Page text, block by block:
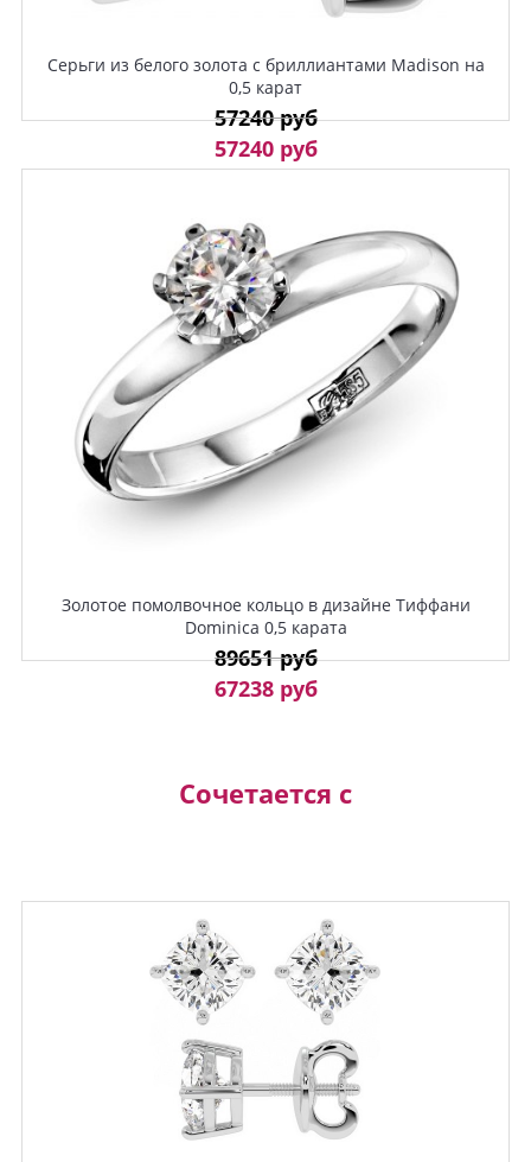
Серьги из белого золота с бриллиантами Madison на
0,5 карат
57240 руб
57240 руб
Золотое помолвочное кольцо в дизайне Тиффани
Dominica 0,5 карата
89651 руб
67238 руб
Сочетается с